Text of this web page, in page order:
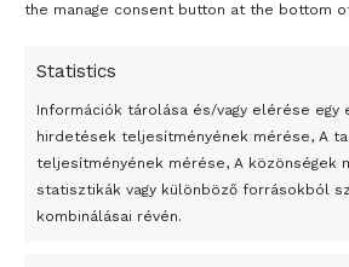
the manage consent button at the bottom
Statistics
Információk tárolása és/vagy elérése egy
hirdetések teljesítményének mérése, A
teljesítményének mérése, A közönségek
statisztikák vagy különböző forrásokból
kombinálásai révén.